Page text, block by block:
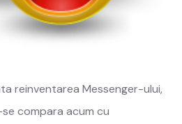
reinventarea Messenger-ului,
compara acum cu